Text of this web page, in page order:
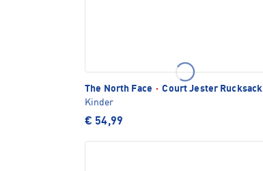
The North Face · Court Jester Rucksack
Kinder
€ 54,99